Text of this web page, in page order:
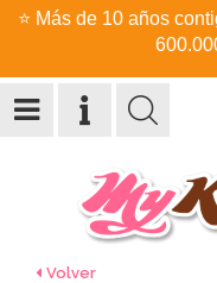
⭐ Más de 10 años
Volver